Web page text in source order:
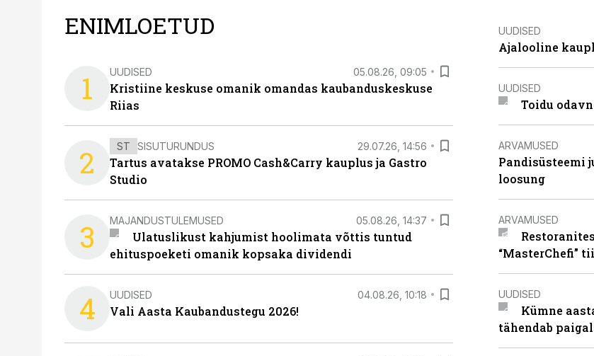
ENIMLOETUD
1 UUDISED 05.08.26, 09:05
Kristiine keskuse omanik omandas kaubanduskeskuse
Riias
2 ST SISUTURUNDUS 29.07.26, 14:56
Tartus avatakse PROMO Cash&Carry kauplus ja Gastro
Studio
3 MAJANDUSTULEMUSED 05.08.26, 14:37
Ulatuslikust kahjumist hoolimata võttis tuntud
ehituspoeketi omanik kopsaka dividendi
4 UUDISED 04.08.26, 10:18
Vali Aasta Kaubandustegu 2026!
UUDISED
Ajalooline
UUDISED
Toidu
ARVAMUSED
Pandisüsteemi
loosung
ARVAMUSED
“MasterChefi”
UUDISED
Kümne
tähendab